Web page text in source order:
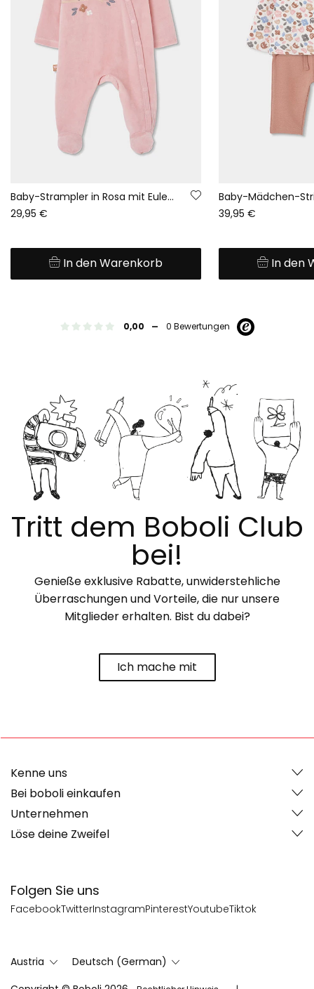
Baby-Strampler in Rosa mit Eulen-Stickerei
29,95 €
In den Warenkorb
39,95 €
In den
0,00 - 0 Bewertungen
Tritt dem Boboli Club
bei!
Genieße exklusive Rabatte, unwiderstehliche
Überraschungen und Vorteile, die nur unsere
Mitglieder erhalten. Bist du dabei?
Ich mache mit
Folgen Sie uns
FacebookTwitterInstagramPinterestYoutubeTiktok
Bei boboli einkaufen
Unternehmen
Kenne uns
Löse deine Zweifel
Austria
Deutsch (German)